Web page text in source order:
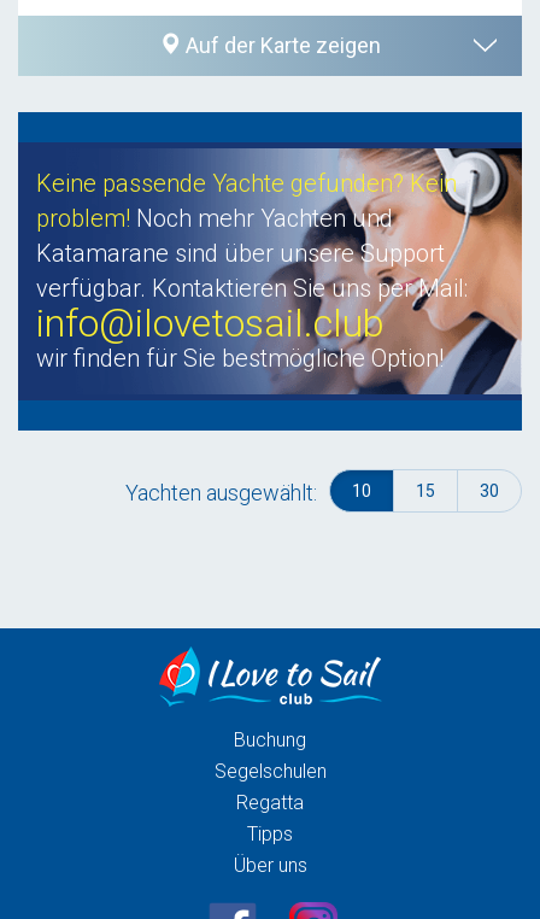
Auf der Karte zeigen
Keine passende Yachte gefunden? Kein
problem! Noch mehr Yachten und
Katamarane sind über unsere Support
verfügbar. Kontaktieren Sie uns per Mail:
info@ilovetosail.club
wir finden für Sie bestmögliche Option!
Yachten ausgewählt: 10 15 30
Buchung
Segelschulen
Regatta
Tipps
Über uns